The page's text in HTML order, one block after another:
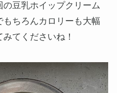
の豆乳ホイップクリーム
ちろんカロリーも大幅
てくださいね！